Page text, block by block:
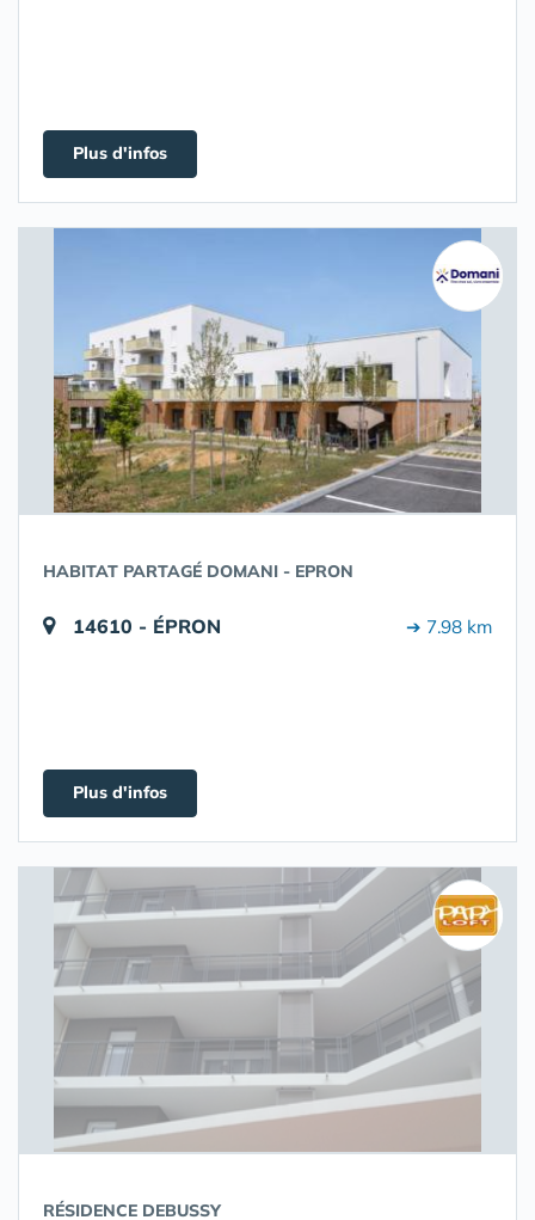
Plus d'infos
HABITAT PARTAGÉ DOMANI - EPRON
14610 - ÉPRON ➔ 7.98 km
Plus d'infos
RÉSIDENCE DEBUSSY